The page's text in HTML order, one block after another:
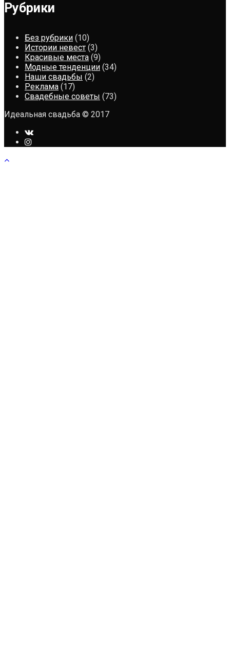
Рубрики
Без рубрики (10)
Истории невест (3)
Красивые места (9)
Модные тенденции (34)
Наши свадьбы (2)
Реклама (17)
Свадебные советы (73)
Идеальная свадьба © 2017